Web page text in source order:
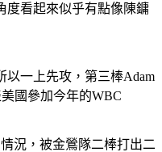
度看起來似乎有點像陳鏞
以一上先攻，第三棒Adam
美國參加今年的WBC
況，被金鶯隊二棒打出二